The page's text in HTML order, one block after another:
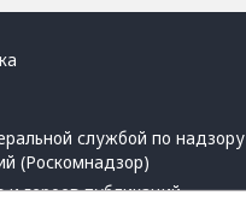
службой по надзору
(Роскомнадзор)
героев публикаций.